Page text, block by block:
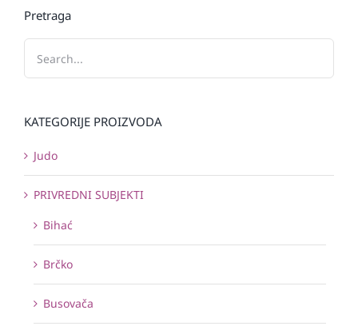
Pretraga
KATEGORIJE PROIZVODA
Judo
PRIVREDNI SUBJEKTI
Bihać
Brčko
Busovača